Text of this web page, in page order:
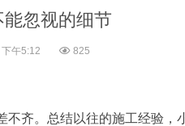
忽视的细节
午5:12 825
齐。总结以往的施工经验，